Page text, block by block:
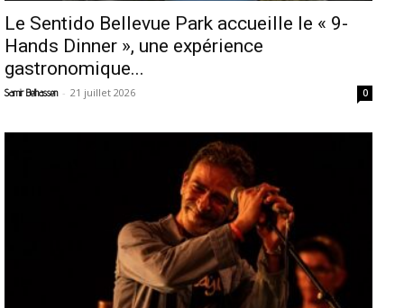
Le Sentido Bellevue Park accueille le « 9-
Hands Dinner », une expérience
gastronomique...
Samir Belhassen - 21 juillet 2026 0